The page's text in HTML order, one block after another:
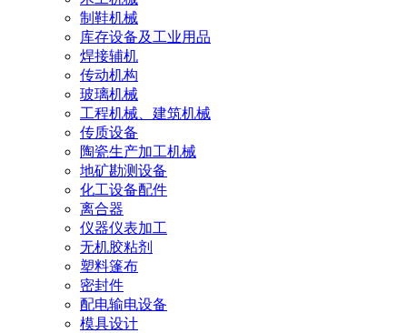
制鞋机械
库存设备及工业用品
焊接辅机
传动机构
玻璃机械
工程机械、建筑机械
传质设备
陶瓷生产加工机械
地矿勘测设备
化工设备配件
离合器
仪器仪表加工
无机胶粘剂
塑料篷布
密封件
配电输电设备
模具设计